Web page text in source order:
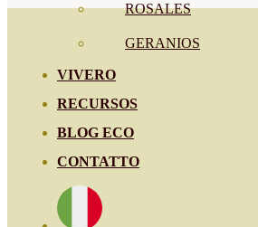
ROSALES
GERANIOS
VIVERO
RECURSOS
BLOG ECO
CONTATTO